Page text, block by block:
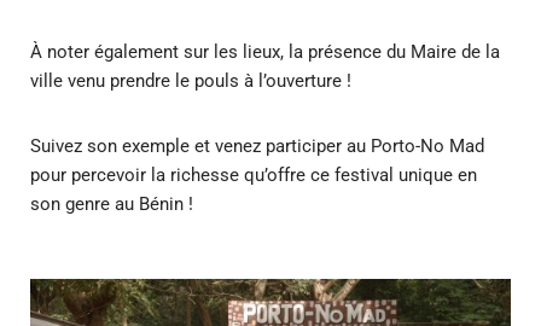
À noter également sur les lieux, la présence du Maire de la
ville venu prendre le pouls à l’ouverture !
Suivez son exemple et venez participer au Porto-No Mad
pour percevoir la richesse qu’offre ce festival unique en
son genre au Bénin !